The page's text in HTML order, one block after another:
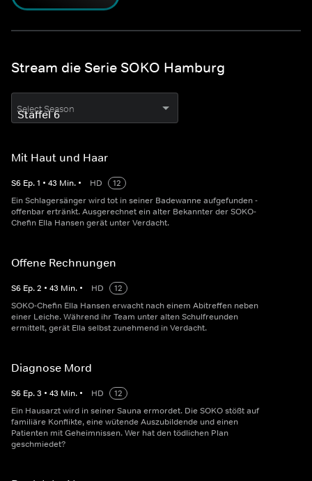
Stream die Serie SOKO Hamburg
Select Season
Mit Haut und Haar
S6 Ep.1 • 43 Min. • HD
12
Ein Schlagersänger wird tot in seiner Badewanne aufgefunden -
offenbar ertränkt. Ausgerechnet ein alter Bekannter der SOKO-
Chefin Ella Hansen gerät unter Verdacht.
Offene Rechnungen
S6 Ep.2 • 43 Min. • HD
12
SOKO-Chefin Ella Hansen erwacht nach einem Abitreffen neben
einer Leiche. Während ihr Team unter alten Schulfreunden
ermittelt, gerät Ella selbst zunehmend in Verdacht.
Diagnose Mord
S6 Ep.3 • 43 Min. • HD
12
Ein Hausarzt wird in seiner Sauna ermordet. Die SOKO stößt auf
familiäre Konflikte, eine wütende Auszubildende und einen
Patienten mit Geheimnissen. Wer hat den tödlichen Plan
geschmiedet?